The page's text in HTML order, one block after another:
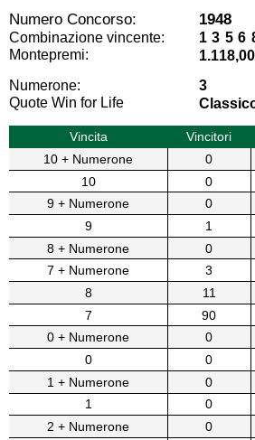
Numero Concorso: 1948
Combinazione vincente:
1 3 5 6
Montepremi:
Numerone:
3
Quote Win for Life
Vincita Vincitori
10 + Numerone
0
10
0
9 + Numerone
0
9
1
8 + Numerone
0
7 + Numerone
3
8
11
7
90
0 + Numerone
0
0
0
1 + Numerone
0
1
0
2 + Numerone
0